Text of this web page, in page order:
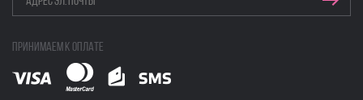
Принимаем к оплате